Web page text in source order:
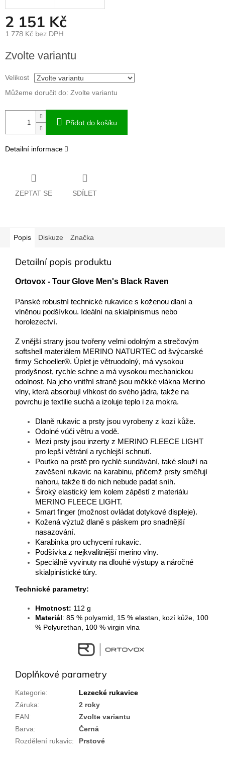
2 151 Kč
1 778 Kč bez DPH
cena:
Zvolte variantu
Velikost
Můžeme doručit do: Zvolte variantu
Přidat do košíku
Detailní informace
ZEPTAT SE SDÍLET
Popis Diskuze Značka
Detailní popis produktu
Ortovox - Tour Glove Men's Black Raven
Pánské robustní technické rukavice s koženou dlaní a
vlněnou podšívkou. Ideální na skialpinismus nebo
horolezectví.
Z vnější strany jsou tvořeny velmi odolným a strečovým
softshell materiálem MERINO NATURTEC od švýcarské
firmy Schoeller®. Úplet je větruodolný, má vysokou
prodyšnost, rychle schne a má vysokou mechanickou
odolnost. Na jeho vnitřní straně jsou měkké vlákna Merino
vlny, která absorbují vlhkost do svého jádra, takže na
povrchu je textilie suchá a izoluje teplo i za mokra.
Dlaně rukavic a prsty jsou vyrobeny z kozí kůže.
Odolné vúči větru a vodě.
Mezi prsty jsou inzerty z MERINO FLEECE LIGHT
pro lepší větrání a rychlejší schnutí.
Poutko na prstě pro rychlé sundávání, také slouží na
zavěšení rukavic na karabinu, přičemž prsty směřují
nahoru, takže ti do nich nebude padat sníh.
Široký elastický lem kolem zápěstí z materiálu
MERINO FLEECE LIGHT.
Smart finger (možnost ovládat dotykové displeje).
Kožená výztuž dlaně s páskem pro snadnější
nasazování.
Karabinka pro uchycení rukavic.
Podšívka z nejkvalitnější merino vlny.
Speciálně vyvinuty na dlouhé výstupy a náročné
skialpinistické túry.
Technické parametry:
Hmotnost: 112 g
Materiál: 85 % polyamid, 15 % elastan, kozí kůže, 100
% Polyurethan, 100 % virgin vlna
Doplňkové parametry
Kategorie:
Lezecké rukavice
Záruka:
2 roky
EAN:
Zvolte variantu
Barva:
Černá
Rozdělení rukavic: Prstové